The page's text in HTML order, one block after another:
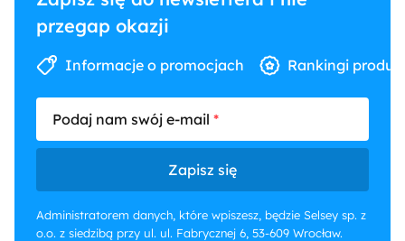
przegap okazji
Informacje o promocjach Rankingi
Podaj nam swój e-mail
Zapisz się
Administratorem danych, które wpiszesz, będzie Selsey sp. z
o.o. z siedzibą przy ul. ul. Fabrycznej 6, 53-609 Wrocław.